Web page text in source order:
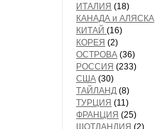
ИТАЛИЯ (18)
КАНАДА и АЛЯСКА
КИТАЙ (16)
КОРЕЯ (2)
ОСТРОВА (36)
РОССИЯ (233)
США (30)
ТАЙЛАНД (8)
ТУРЦИЯ (11)
ФРАНЦИЯ (25)
ШОТЛАНДИЯ (2)